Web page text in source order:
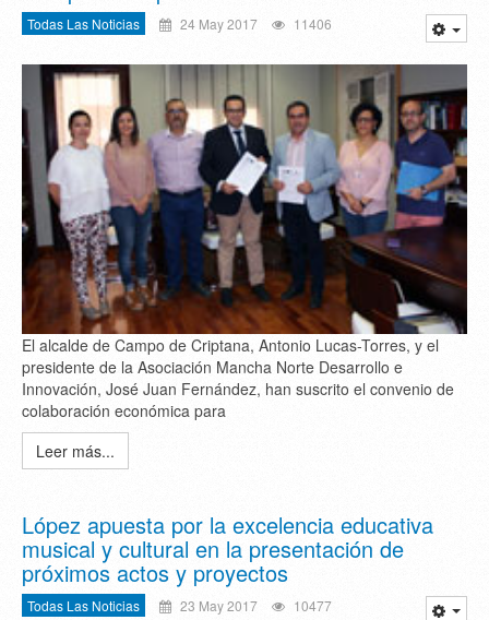
Todas Las Noticias 24 May 2017 11406
El alcalde de Campo de Criptana, Antonio Lucas-Torres, y el
presidente de la Asociación Mancha Norte Desarrollo e
Innovación, José Juan Fernández, han suscrito el convenio de
colaboración económica para
Leer más...
López apuesta por la excelencia educativa
musical y cultural en la presentación de
próximos actos y proyectos
Todas Las Noticias 23 May 2017 10477